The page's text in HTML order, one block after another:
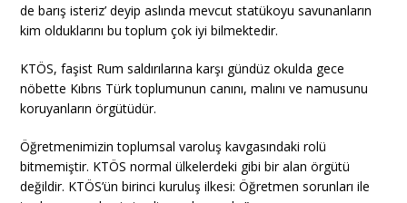
de barış isteriz’ deyip aslında mevcut statükoyu savunanların
kim olduklarını bu toplum çok iyi bilmektedir.
KTÖS, faşist Rum saldırılarına karşı gündüz okulda gece
nöbette Kıbrıs Türk toplumunun canını, malını ve namusunu
koruyanların örgütüdür.
Öğretmenimizin toplumsal varoluş kavgasındaki rolü
bitmemiştir. KTÖS normal ülkelerdeki gibi bir alan örgütü
değildir. KTÖS’ün birinci kuruluş ilkesi: Öğretmen sorunları ile